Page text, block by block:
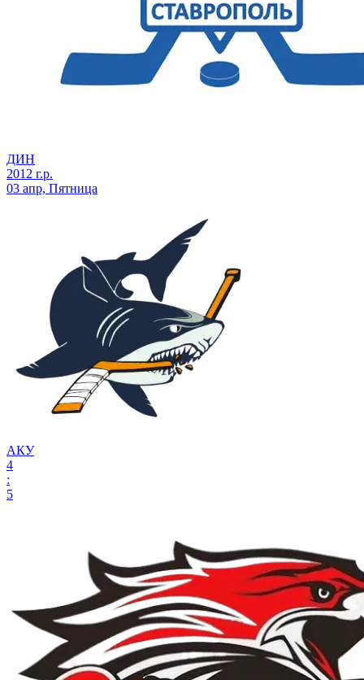
ДИН
2012 г.р.
03 апр, Пятница
АКУ
4
:
5